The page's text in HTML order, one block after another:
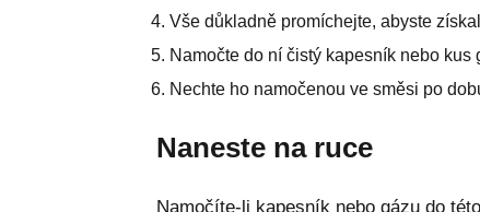
Vše důkladně promíchejte, abyste
Namočte do ní čistý kapesník nebo kus
Nechte ho namočenou ve směsi po
Naneste na ruce
Namočíte-li kapesník nebo gázu do